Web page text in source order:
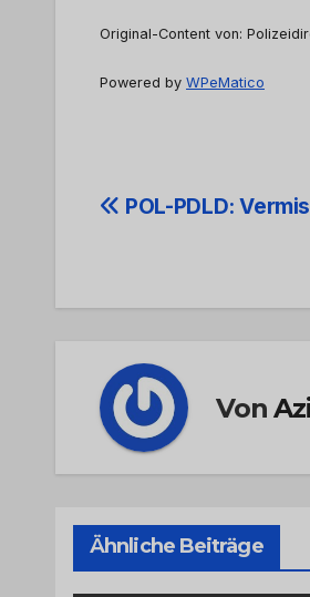
Original-Content von:
Powered by WPeMatico
Beitrags-
POL-PDLD:
Von
Ähnliche Beiträge